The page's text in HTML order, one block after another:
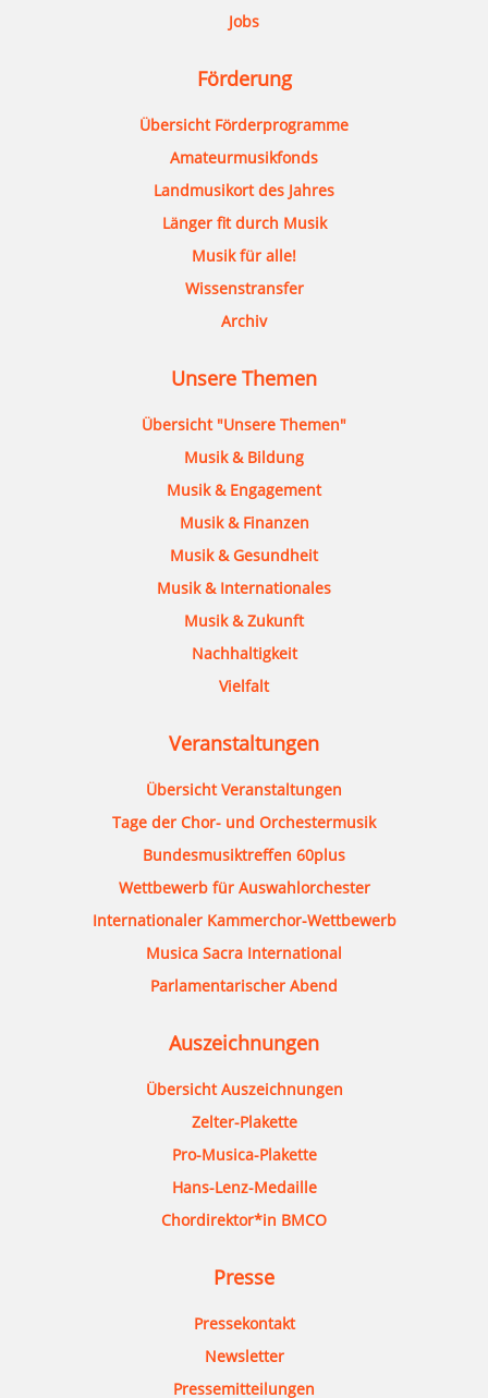
Jobs
Förderung
Übersicht Förderprogramme
Amateurmusikfonds
Landmusikort des Jahres
Länger fit durch Musik
Musik für alle!
Wissenstransfer
Archiv
Unsere Themen
Übersicht "Unsere Themen"
Musik & Bildung
Musik & Engagement
Musik & Finanzen
Musik & Gesundheit
Musik & Internationales
Musik & Zukunft
Nachhaltigkeit
Vielfalt
Veranstaltungen
Übersicht Veranstaltungen
Tage der Chor- und Orchestermusik
Bundesmusiktreffen 60plus
Wettbewerb für Auswahlorchester
Internationaler Kammerchor-Wettbewerb
Musica Sacra International
Parlamentarischer Abend
Auszeichnungen
Übersicht Auszeichnungen
Zelter-Plakette
Pro-Musica-Plakette
Hans-Lenz-Medaille
Chordirektor*in BMCO
Presse
Pressekontakt
Newsletter
Pressemitteilungen